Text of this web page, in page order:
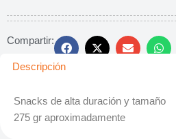
Compartir:
Descripción
Snacks de alta duración y tamaño
275 gr aproximadamente